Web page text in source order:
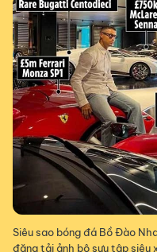
Siêu sao bóng đá Bồ Đào
đăng tải ảnh bộ sưu tập siêu